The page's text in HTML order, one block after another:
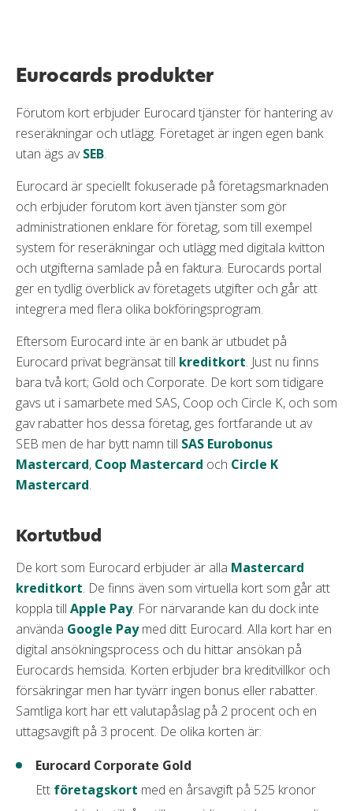
Påminnelseavgift
Förseningsavgift
95 kr
Övertrasseringsavgift
0 kr
Minsta belopp att betala
Gratis extrakort
Ja
Krav
Minst 18 år
Anställning
Inga betalningsanmärkningar
Mobila betalningsmetoder
Google pay
Apple pay
Samsung pay
innebär att du inte får något tillbaka för det höga
belopp som du har möjlighet att spendera.
därför vara värt att överväga andra alternativ som
kreditkort med bonus, så du tjänar pengar på alla
dina köp.
Läs mer om Eurocard Platinum
Eurocards produkter
Förutom kort erbjuder Eurocard tjänster för hantering av
reseräkningar och utlägg. Företaget är ingen egen bank
utan ägs avSEB.
Eurocard är speciellt fokuserade på företagsmarknaden
och erbjuder förutom kort även tjänster som gör
administrationen enklare för företag, som till exempel
system för reseräkningar och utlägg med digitala kvitton
och utgifterna samlade på en faktura. Eurocards portal
ger en tydlig överblick av företagets utgifter och går att
integrera med flera olika bokföringsprogram.
Eftersom Eurocard inte är en bank är utbudet på
Eurocard privat begränsat till kreditkort. Just nu finns
bara två kort; Gold och Corporate. De kort som tidigare
gavs ut i samarbete med SAS, Coop och Circle K, och som
gav rabatter hos dessa företag, ges fortfarande ut av
SEB men de har bytt namn till SAS Eurobonus
Mastercard, Coop Mastercard och Circle K
Mastercard.
Kortutbud
De kort som Eurocard erbjuder är alla Mastercard
kreditkort. De finns även som virtuella kort som går att
koppla till Apple Pay. För närvarande kan du dock inte
använda Google Paymed ditt Eurocard. Alla kort har en
digital ansökningsprocess och du hittar ansökan på
Eurocards hemsida. Korten erbjuder bra kreditvillkor och
försäkringar men har tyvärr ingen bonus eller rabatter.
Samtliga kort har ett valutapåslag på 2 procent och en
uttagsavgift på 3 procent. De olika korten är:
Eurocard Corporate Gold
Ett företagskort med en årsavgift på 525 kronor